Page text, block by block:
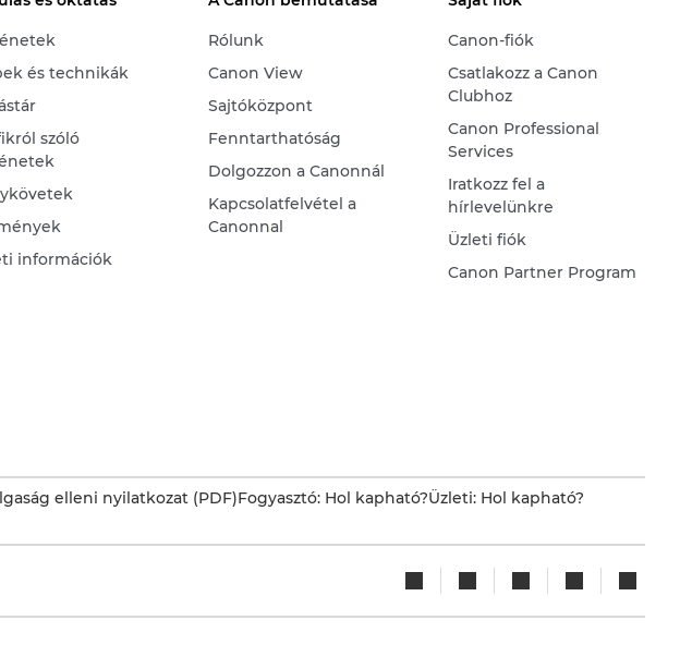
és technikák
szóló
információk
Rólunk
Canon View
Sajtóközpont
Fenntarthatóság
Dolgozzon a Canonnál
Kapcsolatfelvétel a
Canonnal
Canon-fiók
Csatlakozz a Canon
Clubhoz
Canon Professional
Services
Iratkozz fel a
hírlevelünkre
Üzleti fiók
Canon Partner Program
elleni nyilatkozat (PDF)Fogyasztó: Hol kapható?Üzleti: Hol kapható?